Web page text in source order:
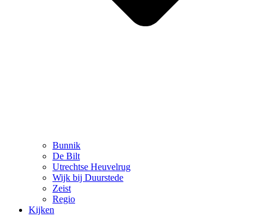
Bunnik
De Bilt
Utrechtse Heuvelrug
Wijk bij Duurstede
Zeist
Regio
Kijken